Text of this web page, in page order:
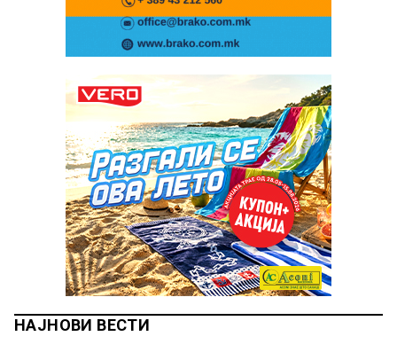
НАЈНОВИ ВЕСТИ